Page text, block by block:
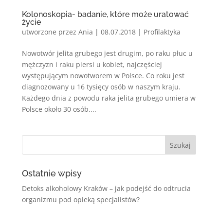
Kolonoskopia- badanie, które może uratować
życie
utworzone przez Ania | 08.07.2018| Profilaktyka
Nowotwór jelita grubego jest drugim, po raku płuc u
mężczyzn i raku piersi u kobiet, najczęściej
występującym nowotworem w Polsce. Co roku jest
diagnozowany u 16 tysięcy osób w naszym kraju.
Każdego dnia z powodu raka jelita grubego umiera w
Polsce około 30 osób....
Ostatnie wpisy
Detoks alkoholowy Kraków – jak podejść do odtrucia
organizmu pod opieką specjalistów?